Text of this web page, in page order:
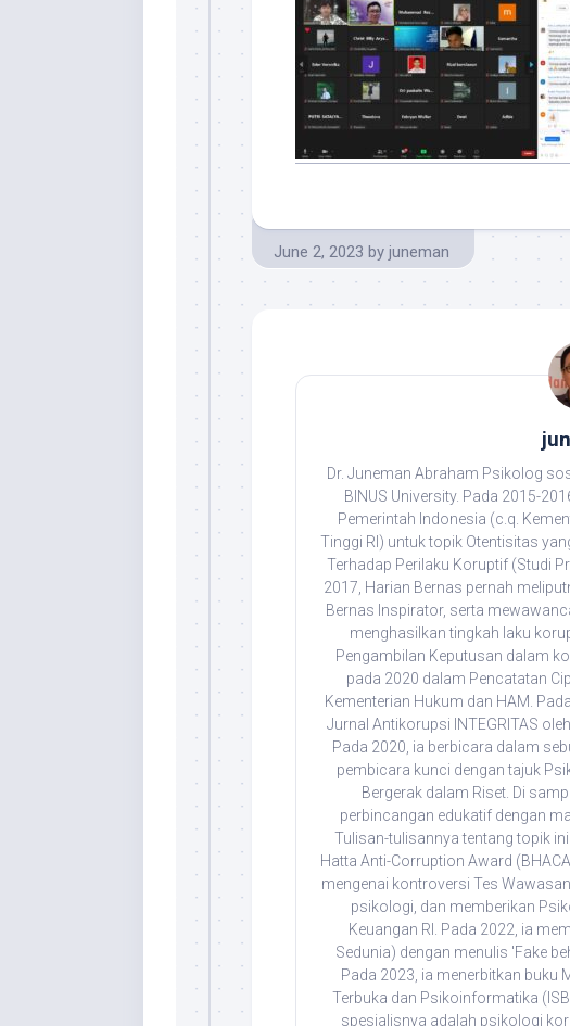
June 2, 2023 by juneman
Dr. Juneman Abraham Psikolog
BINUS University. Pada 2015-
Pemerintah Indonesia (c.q.
Tinggi RI) untuk topik Otentisitas
Terhadap Perilaku Koruptif (Studi
2017, Harian Bernas pernah
Bernas Inspirator, serta
menghasilkan tingkah laku
Pengambilan Keputusan dalam
pada 2020 dalam Pencatatan
Kementerian Hukum dan HAM.
Jurnal Antikorupsi INTEGRITAS
Pada 2020, ia berbicara dalam
pembicara kunci dengan tajuk
Bergerak dalam Riset. Di
perbincangan edukatif dengan
Tulisan-tulisannya tentang topik
Hatta Anti-Corruption Award
mengenai kontroversi Tes
psikologi, dan memberikan
Keuangan RI. Pada 2022, ia
Sedunia) dengan menulis 'Fake
Pada 2023, ia menerbitkan buku
Terbuka dan Psikoinformatika
spesialisnya adalah psikologi